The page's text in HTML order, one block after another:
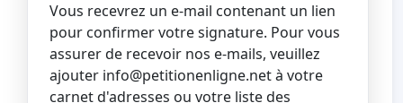
Vous recevrez un e-mail contenant un lien
pour confirmer votre signature. Pour vous
assurer de recevoir nos e-mails, veuillez
ajouter info@petitionenligne.netà votre
carnet d'adresses ou votre liste des